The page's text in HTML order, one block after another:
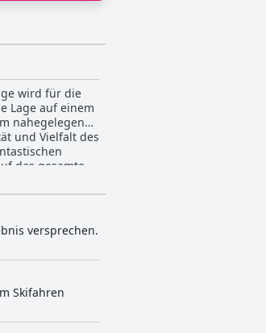
wird für die
Lage auf einem
nahegelegenen
das gesamte
luxuriös,
Suite ist ein
sehr
dafür, dass
und
Zufriedenheit
versprechen.
Skifahren